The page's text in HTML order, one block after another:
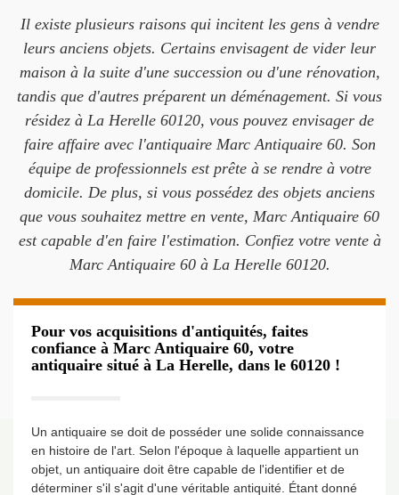
Il existe plusieurs raisons qui incitent les gens à vendre
leurs anciens objets. Certains envisagent de vider leur
maison à la suite d'une succession ou d'une rénovation,
tandis que d'autres préparent un déménagement. Si vous
résidez à La Herelle 60120, vous pouvez envisager de
faire affaire avec l'antiquaire Marc Antiquaire 60. Son
équipe de professionnels est prête à se rendre à votre
domicile. De plus, si vous possédez des objets anciens
que vous souhaitez mettre en vente, Marc Antiquaire 60
est capable d'en faire l'estimation. Confiez votre vente à
Marc Antiquaire 60 à La Herelle 60120.
Pour vos acquisitions d'antiquités, faites
confiance à Marc Antiquaire 60, votre
antiquaire situé à La Herelle, dans le 60120 !
Un antiquaire se doit de posséder une solide connaissance
en histoire de l'art. Selon l'époque à laquelle appartient un
objet, un antiquaire doit être capable de l'identifier et de
déterminer s'il s'agit d'une véritable antiquité. Étant donné